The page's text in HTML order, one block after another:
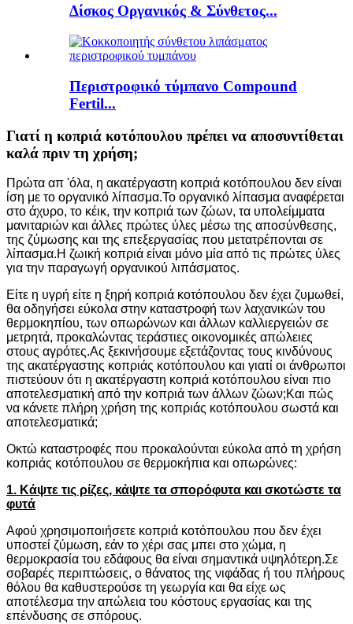
Δίσκος Οργανικός & Σύνθετος...
Περιστροφικό τύμπανο Compound
Fertil...
Γιατί η κοπριά κοτόπουλου πρέπει να αποσυντίθεται
καλά πριν τη χρήση;
Πρώτα απ 'όλα, η ακατέργαστη κοπριά κοτόπουλου δεν είναι
ίση με το οργανικό λίπασμα.Το οργανικό λίπασμα αναφέρεται
στο άχυρο, το κέικ, την κοπριά των ζώων, τα υπολείμματα
μανιταριών και άλλες πρώτες ύλες μέσω της αποσύνθεσης,
της ζύμωσης και της επεξεργασίας που μετατρέπονται σε
λίπασμα.Η ζωική κοπριά είναι μόνο μία από τις πρώτες ύλες
για την παραγωγή οργανικού λιπάσματος.
Είτε η υγρή είτε η ξηρή κοπριά κοτόπουλου δεν έχει ζυμωθεί,
θα οδηγήσει εύκολα στην καταστροφή των λαχανικών του
θερμοκηπίου, των οπωρώνων και άλλων καλλιεργειών σε
μετρητά, προκαλώντας τεράστιες οικονομικές απώλειες
στους αγρότες.Ας ξεκινήσουμε εξετάζοντας τους κινδύνους
της ακατέργαστης κοπριάς κοτόπουλου και γιατί οι άνθρωποι
πιστεύουν ότι η ακατέργαστη κοπριά κοτόπουλου είναι πιο
αποτελεσματική από την κοπριά των άλλων ζώων;Και πώς
να κάνετε πλήρη χρήση της κοπριάς κοτόπουλου σωστά και
αποτελεσματικά;
Οκτώ καταστροφές που προκαλούνται εύκολα από τη χρήση
κοπριάς κοτόπουλου σε θερμοκήπια και οπωρώνες:
1. Κάψτε τις ρίζες, κάψτε τα σπορόφυτα και σκοτώστε τα
φυτά
Αφού χρησιμοποιήσετε κοπριά κοτόπουλου που δεν έχει
υποστεί ζύμωση, εάν το χέρι σας μπει στο χώμα, η
θερμοκρασία του εδάφους θα είναι σημαντικά υψηλότερη.Σε
σοβαρές περιπτώσεις, ο θάνατος της νιφάδας ή του πλήρους
θόλου θα καθυστερούσε τη γεωργία και θα είχε ως
αποτέλεσμα την απώλεια του κόστους εργασίας και της
επένδυσης σε σπόρους.